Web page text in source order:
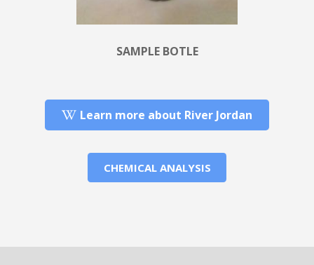
SAMPLE BOTLE
Learn more about River Jordan
CHEMICAL ANALYSIS